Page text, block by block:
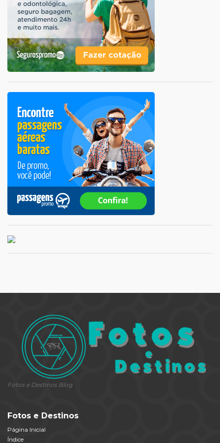
Fotos e Destinos Blog
Fotos e Destinos
Página Inicial
Índice